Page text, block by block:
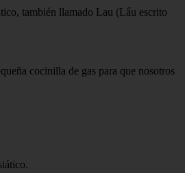
también llamado Lau (Lẩu escrito
cocinilla de gas para que nosotros